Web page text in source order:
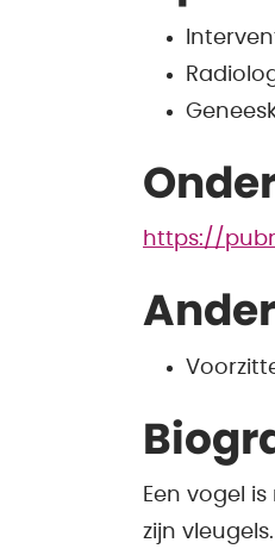
https://
Een vogel
zijn vleugels.